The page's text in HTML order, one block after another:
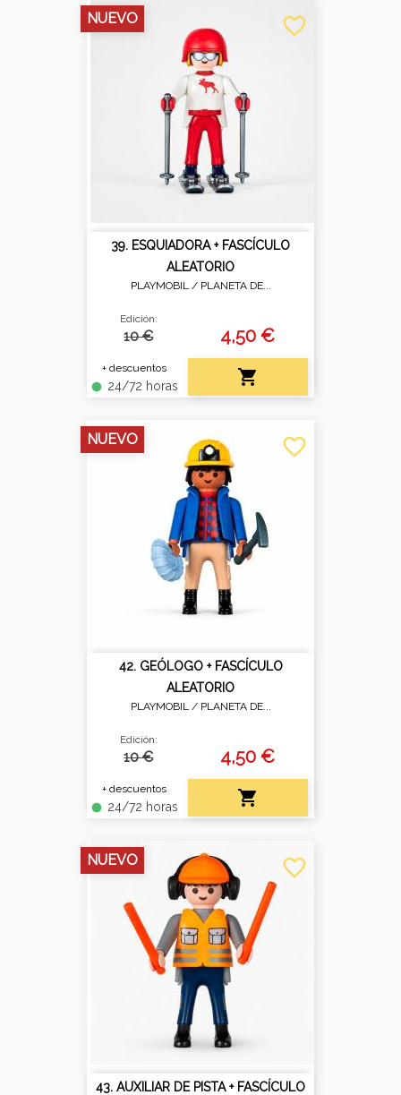
39. ESQUIADORA + FASCÍCULO
ALEATORIO
PLAYMOBIL / PLANETA DE...
Edición:
10 €
+ descuentos
fiber_manual_record 24/72 horas
4,50 €

favorite_border
NUEVO
42. GEÓLOGO + FASCÍCULO
ALEATORIO
PLAYMOBIL / PLANETA DE...
Edición:
10 €
+ descuentos
fiber_manual_record 24/72 horas
4,50 €

favorite_border
NUEVO
43. AUXILIAR DE PISTA + FASCÍCULO
favorite_border
NUEVO